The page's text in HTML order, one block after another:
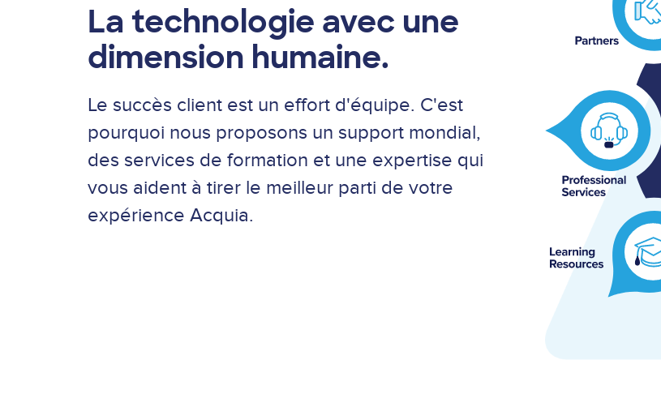
La technologie avec une
dimension humaine.
Le succès client est un effort d'équipe. C'est
pourquoi nous proposons un support mondial,
des services de formation et une expertise qui
vous aident à tirer le meilleur parti de votre
expérience Acquia.